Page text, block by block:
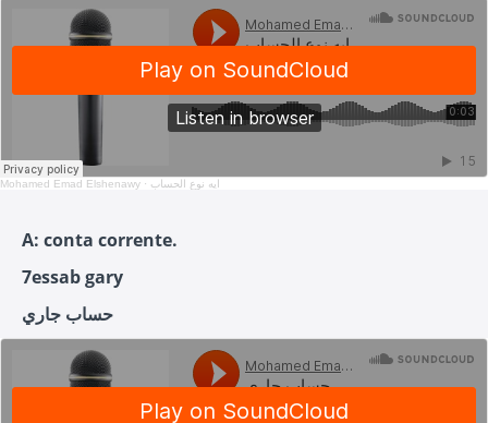
Mohamed Emad Elshenawy · ايه نوع الحساب
A: conta corrente.
7essab gary
حساب جاري